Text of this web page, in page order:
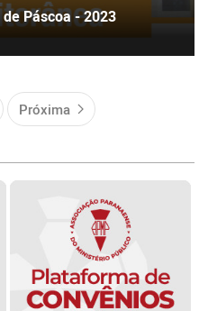
Páscoa - 2023
Próxima